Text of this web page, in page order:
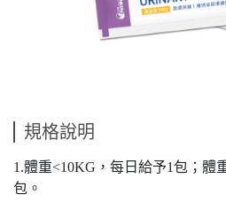
規格說明
1.體重<10KG，每日給予1包；體
包。